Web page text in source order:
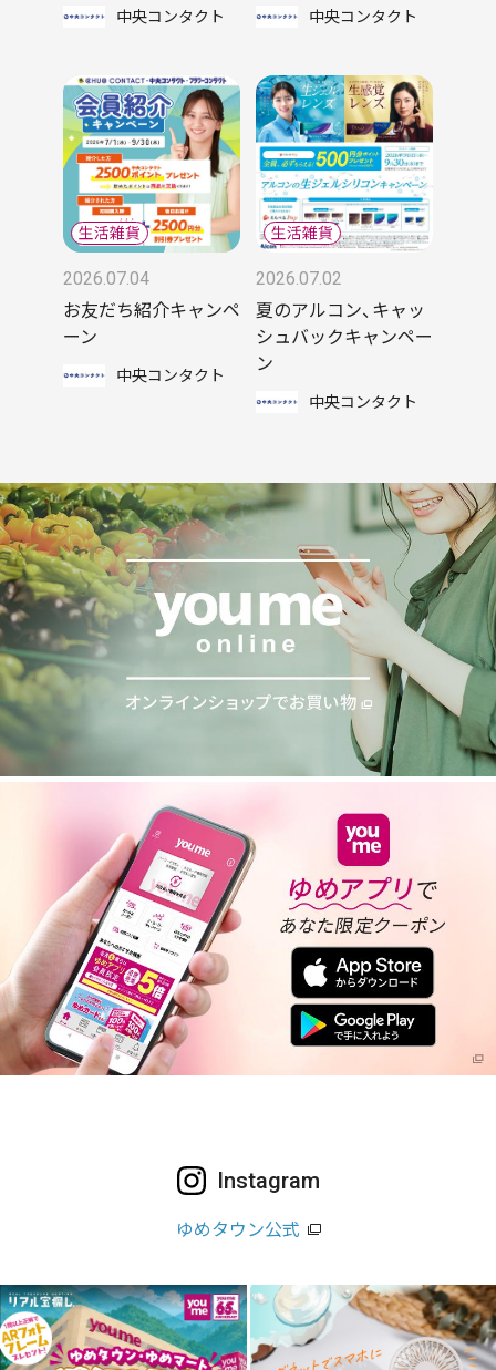
中央コンタクト 中央コンタクト
2026.07.04
お友だち紹介キャンペ
ーン
中央コンタクト
2026.07.02
夏のアルコン、キャッ
シュバックキャンペー
ン
中央コンタクト
Instagram
ゆめタウン公式